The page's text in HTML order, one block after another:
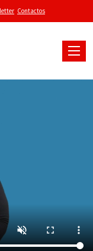
Contactos
Toggle